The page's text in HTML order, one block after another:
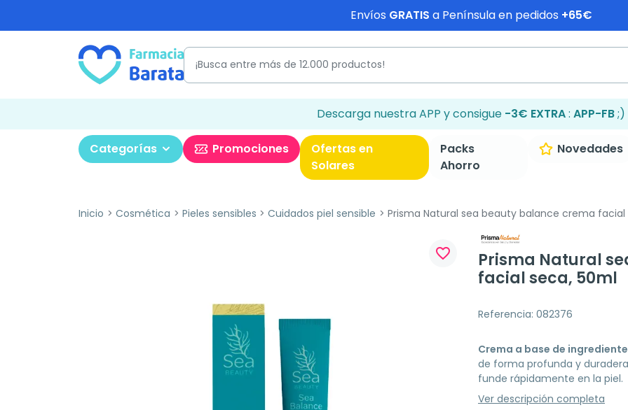
Envíos GRATIS a Península en pedidos +65€
Descarga nuestra APP y consigue -3€ EXTRA: APP-FB;)
Categorías Promociones
Ofertas en
Solares
Packs
Ahorro
Novedades
Inicio Cosmética Pieles sensibles Cuidados piel sensible Prisma Natural sea beauty balance crema facial
favorite_border
Prisma Natural
facial seca, 50ml
Referencia: 082376
Crema a base de
de forma profunda y
funde rápidamente en la piel.
Ver descripción completa